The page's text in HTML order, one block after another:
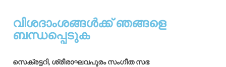
വിശദാംശങ്ങൾക്ക് ഞങ്ങളെ
ബന്ധപ്പെടുക
സെക്രട്ടറി, ശ്രീരാഘവപുരം സംഗീത സഭ